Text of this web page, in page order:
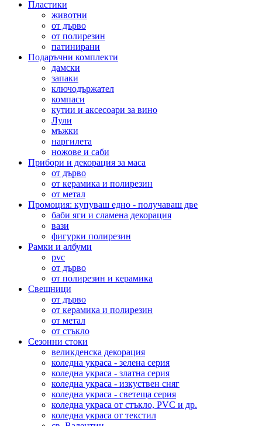
Пластики
животни
от дърво
от полирезин
патинирани
Подаръчни комплекти
дамски
запаки
ключодържател
компаси
кутии и аксесоари за вино
Лули
мъжки
наргилета
ножове и саби
Прибори и декорация за маса
от дърво
от керамика и полирезин
от метал
Промоция: купуваш едно - получаваш две
баби яги и сламена декорация
вази
фигурки полирезин
Рамки и албуми
pvc
от дърво
от полирезин и керамика
Свещници
от дърво
от керамика и полирезин
от метал
от стъкло
Сезонни стоки
великденска декорация
коледна украса - зелена серия
коледна украса - златна серия
коледна украса - изкуствен сняг
коледна украса - светеща серия
коледна украса от стъкло, PVC и др.
коледна украса от текстил